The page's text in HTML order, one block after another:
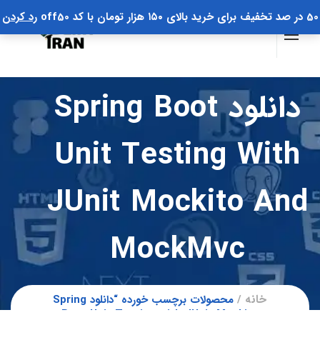
50 در صد تخفیف برای خرید بالای ۱۵۰ هزار تومان با کد off50 رد کردن
دانلود Spring Boot
Unit Testing With
JUnit Mockito And
MockMvc
خانه
محصولات برچسب خورده “دانلود Spring
Boot Unit Testing with JUnit Mockito